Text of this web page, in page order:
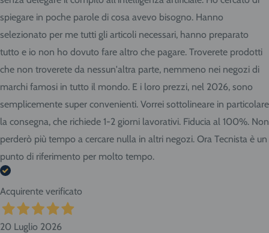
spiegare in poche parole di cosa avevo bisogno. Hanno
selezionato per me tutti gli articoli necessari, hanno preparato
tutto e io non ho dovuto fare altro che pagare. Troverete prodotti
che non troverete da nessun'altra parte, nemmeno nei negozi di
marchi famosi in tutto il mondo. E i loro prezzi, nel 2026, sono
semplicemente super convenienti. Vorrei sottolineare in particolare
la consegna, che richiede 1-2 giorni lavorativi. Fiducia al 100%. Non
perderò più tempo a cercare nulla in altri negozi. Ora Tecnista è un
punto di riferimento per molto tempo.
Acquirente verificato
20 Luglio 2026